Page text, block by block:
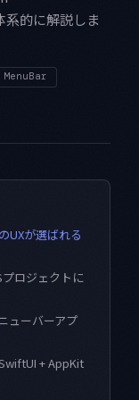
的に解説しま
MenuBar
UXが選ばれる
ロジェクトに
ューバーアプ
+ AppKit